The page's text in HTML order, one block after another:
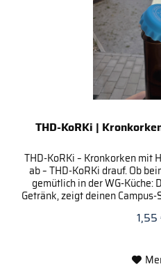
THD-KoRKi |
THD-KoRKi – Kronkorken mit
ab – THD-KoRKi drauf. Ob
gemütlich in der WG-Küche:
Getränk, zeigt deinen